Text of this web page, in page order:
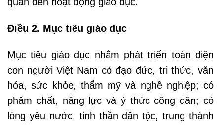
Điều 2. Mục tiêu giáo dục
Mục tiêu giáo dục nhằm phát triển toàn diện
con người Việt Nam có đạo đức, tri thức, văn
hóa, sức khỏe, thẩm mỹ và nghề nghiệp; có
phẩm chất, năng lực và ý thức công dân; có
lòng yêu nước, tinh thần dân tộc, trung thành